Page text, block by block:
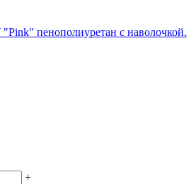
пенополиуретан с наволочкой.
+